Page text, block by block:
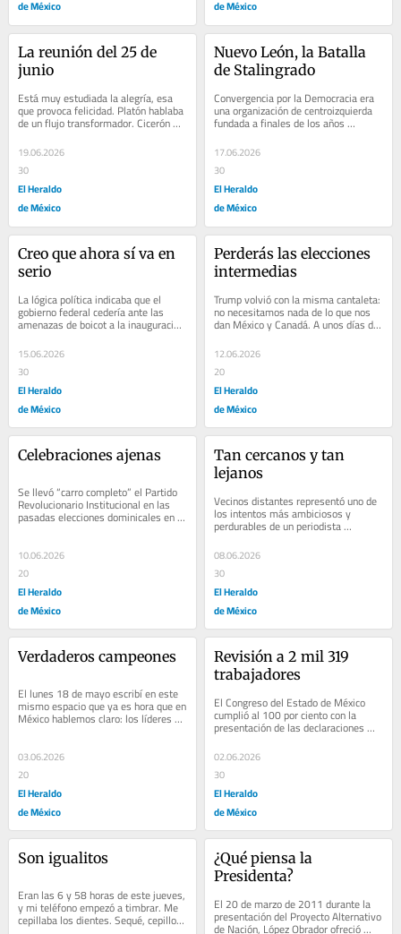
de México de México
La reunión del 25 de
junio
Está muy estudiada la alegría, esa
que provoca felicidad. Platón hablaba
de un flujo transformador. Cicerón
decía que era un gran estado del...
19.06.2026
30
El Heraldo
de México
Nuevo León, la Batalla
de Stalingrado
Convergencia por la Democracia era
una organización de centroizquierda
fundada a finales de los años
Dante...
17.06.2026
30
El Heraldo
de México
Creo que ahora sí va en
serio
La lógica política indicaba que el
gobierno federal cedería ante las
amenazas de boicot a la inauguración
Coordinadora...
15.06.2026
30
El Heraldo
de México
Perderás las elecciones
intermedias
Trump volvió con la misma cantaleta:
no necesitamos nada de lo que nos
dan México y Canadá. A unos días de
que en Washington se lleve a cabo
la...
12.06.2026
20
El Heraldo
de México
Celebraciones ajenas
Se llevó “carro completo” el Partido
Revolucionario Institucional en las
pasadas elecciones dominicales en
Coahuila, donde se renovó el
10.06.2026
20
El Heraldo
de México
Tan cercanos y tan
lejanos
Vecinos distantes representó uno de
los intentos más ambiciosos y
perdurables de un periodista
extranjero por comprender la
complejidad mexicana....
08.06.2026
30
El Heraldo
de México
Verdaderos campeones
El lunes 18 de mayo escribí en este
mismo espacio que ya es hora que en
México hablemos claro: los líderes de
03.06.2026
20
El Heraldo
de México
Revisión a 2 mil 319
trabajadores
El Congreso del Estado de México
cumplió al 100 por ciento con la
presentación de las declaraciones
patrimoniales y de intereses
correspondientes...
02.06.2026
30
El Heraldo
de México
Son igualitos
Eran las 6 y 58 horas de este jueves,
y mi teléfono empezó a timbrar. Me
cepillaba los dientes. Sequé, cepillo,
¿Qué piensa la
Presidenta?
El 20 de marzo de 2011 durante la
presentación del Proyecto Alternativo
de Nación, López Obrador ofreció